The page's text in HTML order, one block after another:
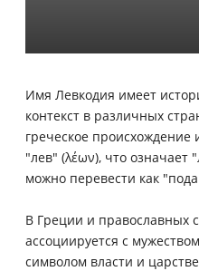
Имя Левкодия имеет
контекст в различных
греческое происхождение
"лев" (λέων), что означает
можно перевести как
В Греции и православных
ассоциируется с
символом власти и